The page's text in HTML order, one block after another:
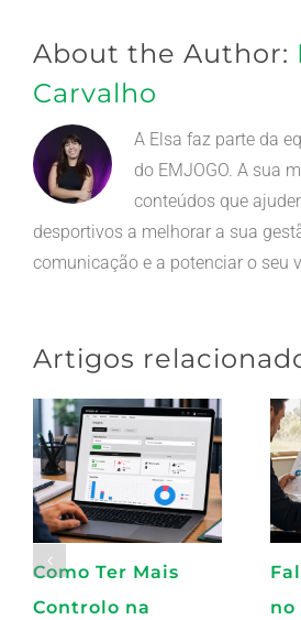
About the Author:
Carvalho
A Elsa faz parte da
do EMJOGO. A sua
conteúdos que
desportivos a melhorar a sua
comunicação e a potenciar o seu
Artigos
Como Ter Mais
Controlo na
no